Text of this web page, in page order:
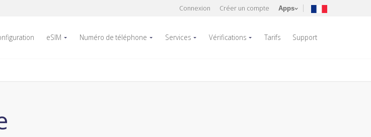
Connexion Créer un compte Apps
eSIM Numéro de téléphone Services Vérifications Tarifs Support